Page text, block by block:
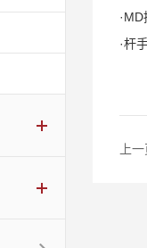
·杆
上一